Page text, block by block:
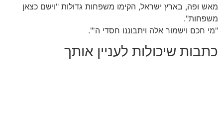
מאש ופה, בארץ ישראל, הקימו משפחות גדולות "וישם כצאן
משפחות".
"מי חכם וישמור אלה ויתבוננו חסדי ה'".
כתבות שיכולות לעניין אותך